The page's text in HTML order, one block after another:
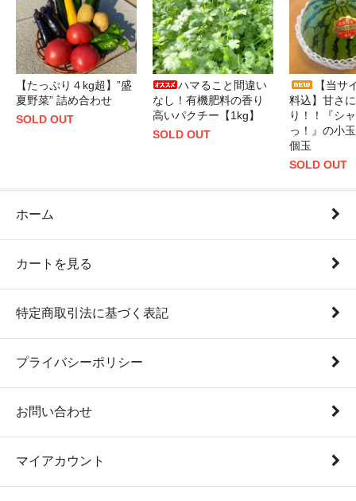
【たっぷり４kg超】”盛
夏野菜” 詰め合わせ
SOLD OUT
ハマること間違い
なし！有機肥料の香り
高いパクチー【1kg】
SOLD OUT
【当サ
料込】甘さ
り！！『シ
っ！』の小
個玉
SOLD OUT
ホーム
カートを見る
特定商取引法に基づく表記
プライバシーポリシー
お問い合わせ
マイアカウント